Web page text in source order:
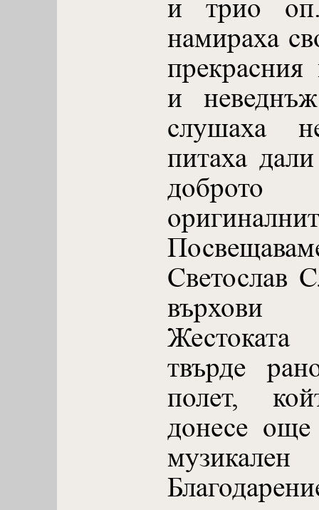
и трио
намираха
прекрасния
и
слушаха
питаха
Светослав
върхови
Жестоката
твърде
полет,
донесе